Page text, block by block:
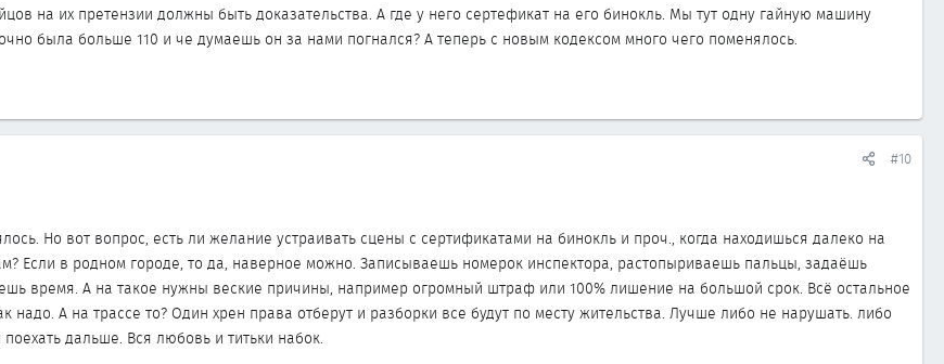
на их претензии должны быть доказательства. А где у него сертефикат на его бинокль. Мы тут одну гайную машину
была больше 110 и че думаешь он за нами погнался? А теперь с новым кодексом много чего поменялось.
#10
Но вот вопрос, есть ли желание устраивать сцены с сертификатами на бинокль и проч., когда находишься далеко на
Если в родном городе, то да, наверное можно. Записываешь номерок инспектора, растопыриваешь пальцы, задаёшь
время. А на такое нужны веские причины, например огромный штраф или 100% лишение на большой срок. Всё остальное
надо. А на трассе то? Один хрен права отберут и разборки все будут по месту жительства. Лучше либо не нарушать. либо
дальше. Вся любовь и титьки набок.